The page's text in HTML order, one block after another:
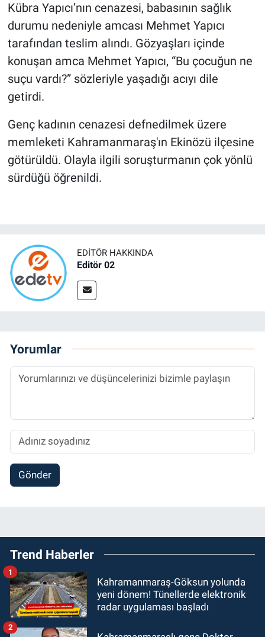
Kübra Yapıcı’nın cenazesi, babasının sağlık
durumu nedeniyle amcası Mehmet Yapıcı
tarafından teslim alındı. Gözyaşları içinde
konuşan amca Mehmet Yapıcı, “Bu çocuğun ne
suçu vardı?” sözleriyle yaşadığı acıyı dile
getirdi.
Genç kadının cenazesi defnedilmek üzere
memleketi Kahramanmaraş'ın Ekinözü ilçesine
götürüldü. Olayla ilgili soruşturmanın çok yönlü
sürdüğü öğrenildi.
EDITÖR HAKKINDA
Editör 02
Yorumlar
Gönder
Trend Haberler
Kahramanmaraş-Göksun yolunda
yeni dönem! Tünellerde elektronik
radar uygulaması başladı
1
2